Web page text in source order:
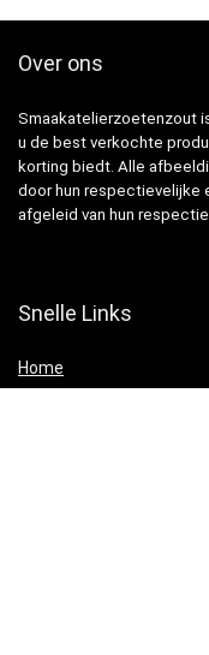
Over ons
Smaakatelierzoetenzout
u de best verkochte
korting biedt. Alle
door hun respectievelijke
afgeleid van hun
Snelle Links
Home